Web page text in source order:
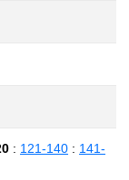
: 121-140 : 141-